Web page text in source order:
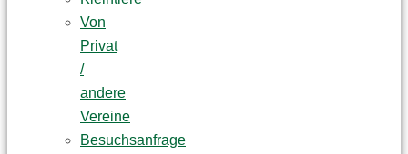
Von
Privat
/
andere
Vereine
Besuchsanfrage